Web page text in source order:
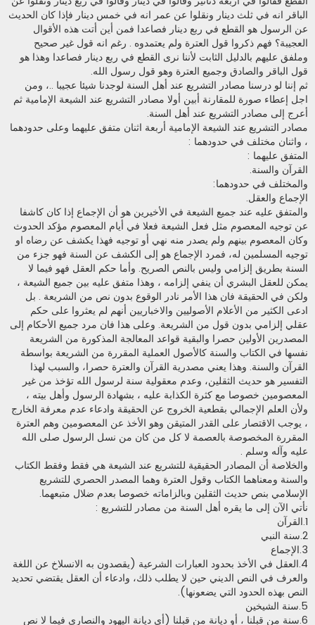
الباقر انه في ثلث دينار ونقلوا عن عمر انه في خمس دينار فإذا كان الحديث
عن الرسول هو القطع في ربع دينار فصاعدا فمن أين أتت هذه الأقوال
العجيبة؟ فهم ذكروا قول العترة ولم يعتمدوه . رغم انه قول غير صحيح
وملفق عليهم بالدليل الثابت لأننا نرى القطع في ربع دينار فصاعدا وهذا هو
قول الباقر والصادق وجميع العترة وهو قول رسول الله.
ثم إننا لو درسنا مصادر التشريع عند أهل السنة لوجدنا شيئا عجيبا ..، ومن
اجل إعطاء صورة للمقارنة أبين أولا مصادر التشريع عند الشيعة الإمامية ثم
أعرج إلى مصادر التشريع عند أهل السنة.
مصادر التشريع عند الشيعة الإمامية أربعة اثنان متفق عليهما وعلى حدودهما
، واثنان مختلف في حدودهما :
المتفق عليهما :
القرآن والسنة.
والمختلف في حدودهما:
الإجماع والعقل.
والمتفق عليه عند جميع الشيعة في الأخيرين هو أن الإجماع إذا كان كاشفا
عن توجيه المعصوم مثل فعل الشيعة فعلا في أيام المعصوم مؤكد الحدوث
وكان المعصوم بينهم ولم يصدر منه نهي أو توجيه فهذا يكشف عن رضاه او
توجيه المسلمين له، فمرد الإجماع هو إلى الكشف عن السنة فهو جزء من
السنة بطريق إلزامي وليس بالنص الصريح. وأما حكم العقل فهو فيما لا
يمكن للعقل البشري أن ينفي إلزامه ، وهذا متفق عليه بين جميع الشيعة ،
ولكن في الحقيقة فان هذا الأمر نادر الوقوع بدون نص من الشريعة . بل
ادعى الكثير من الأعلام الأصوليين والاخباريين أنهم لم يعثروا على حكم
عقلي إلزامي بدون قول من الشريعة. وعلى هذا فان مرد جميع الأحكام إلى
المصدرين الأولين حصرا والبقية قواعد المعالجة المذكورة من الشريعة
نفسها في الكتاب والسنة كالأصول العملية المقررة من الشريعة بواسطة
القرآن والسنة. وهذا يعني مصدرية القرآن والعترة حصرا، والسبب لهذا
التفسير هو حديث الثقلين، وعدم معقولية سنة لرسول الله تؤخذ من غير
المعصومين خصوصا مع كثرة الكذابة عليه ، بشهادة الرسول وأهل بيته ،
ولأن العلم الإجمالي بقطعية الخروج عن الحقيقة وادعاء عدم معرفة الخارج
، يوجب الاقتصار على القدر المتيقن وهو الأخذ عن المعصومين وهم العترة
المقررة المخصوصة بالعصمة لا كل من كان من نسل الرسول صلى الله
عليه وآله وسلم .
والخلاصة أن المصادر الحقيقية للتشريع عند الشيعة هي فقط وفقط الكتاب
والسنة ومعناهما الكتاب وقول العترة وهما المصدر الحصري للتشريع
الإسلامي بنص حديث الثقلين وبالزاماته خصوصا بعدم ضلال متبعهما.
نأتي الآن إلى ما يقره أهل السنة من مصادر للتشريع :
1.القرآن
2.سنة النبي
3.الإجماع
4.العقل في الأخذ بحدود العبارات الشرعية (يقصدون به الانسلاخ عن اللغة
والعرف في النص الديني حين لا يطلب ذلك، وادعاء أن العقل يقتضي تحديد
النص بهذه الحدود التي يضعونها).
5.سنة الشيخين
6.سنة من قبلنا ، أو ديانة من قبلنا (أي ديانة اليهود والنصارى فيما لا نص